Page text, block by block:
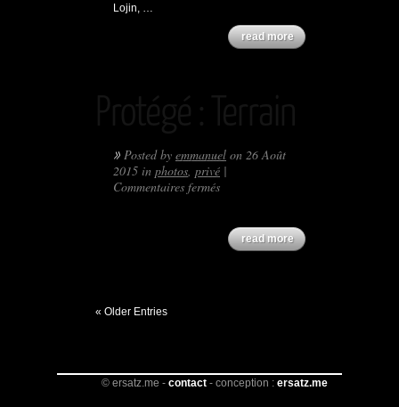
Lojin, …
read more
» Posted by emmanuel on 26 Août
2015 in photos, privé |
Commentaires ferméssur
read more
« Older Entries
© ersatz.me - contact - conception : ersatz.me